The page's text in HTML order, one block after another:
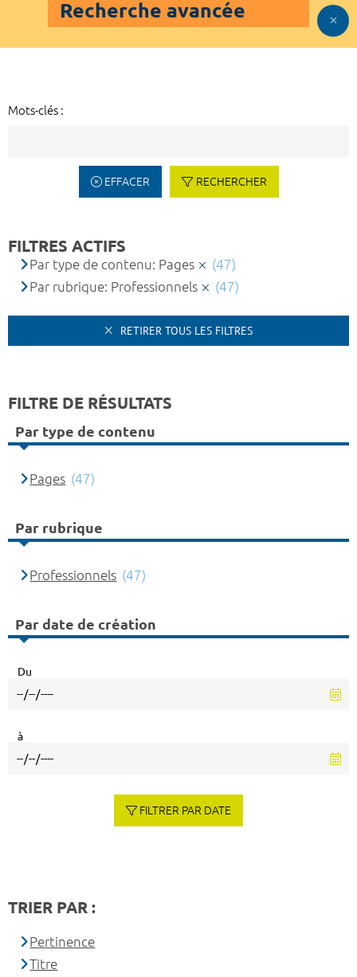
Recherche avancée
Mots-clés :
EFFACER RECHERCHER
FILTRES ACTIFS
Par type de contenu: Pages
(47)
Par rubrique: Professionnels
(47)
RETIRER TOUS LES FILTRES
FILTRE DE RÉSULTATS
Par type de contenu
Pages (47)
Par rubrique
Professionnels (47)
Par date de création
Du
à
FILTRER PAR DATE
TRIER PAR :
Pertinence
Titre